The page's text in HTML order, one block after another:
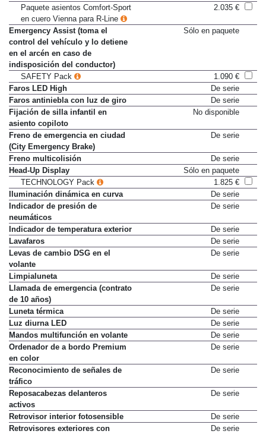
R-Line Premium Pack
1.630 €
Paquete asientos Comfort-Sport
en cuero Vienna para R-Line
Emergency Assist (toma el
control del vehículo y lo detiene
en el arcén en caso de
indisposición del conductor)
SAFETY Pack
1.090 €
Faros LED High
De serie
Faros antiniebla con luz de giro
De serie
Fijación de silla infantil en
asiento copiloto
Freno de emergencia en ciudad
(City Emergency Brake)
Freno multicolisión
De serie
Head-Up Display
Sólo en paquete
TECHNOLOGY Pack
1.825 €
Iluminación dinámica en curva
De serie
Indicador de presión de
neumáticos
Indicador de temperatura exterior
De serie
Lavafaros
De serie
Levas de cambio DSG en el
volante
Limpialuneta
De serie
Llamada de emergencia (contrato
de 10 años)
Luneta térmica
De serie
Luz diurna LED
De serie
Mandos multifunción en volante
De serie
Ordenador de a bordo Premium
en color
Reconocimiento de señales de
tráfico
Reposacabezas delanteros
activos
Retrovisor interior fotosensible
De serie